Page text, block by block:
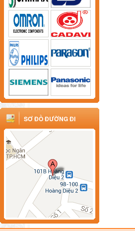
SƠ ĐỒ ĐƯỜNG ĐI